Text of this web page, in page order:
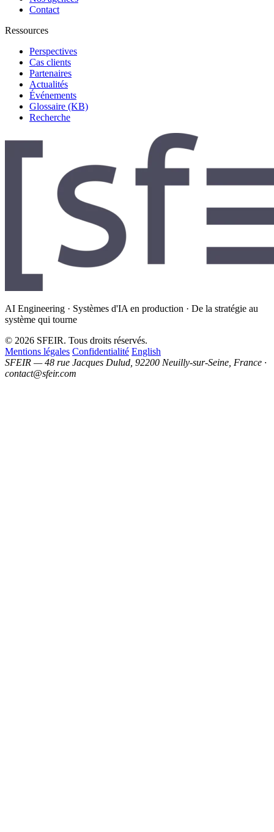
Contact
Ressources
Perspectives
Cas clients
Partenaires
Actualités
Événements
Glossaire (KB)
Recherche
AI Engineering · Systèmes d'IA en production · De la stratégie au
système qui tourne
© 2026 SFEIR. Tous droits réservés.
Mentions légales Confidentialité English
SFEIR — 48 rue Jacques Dulud, 92200 Neuilly-sur-Seine, France ·
contact@sfeir.com